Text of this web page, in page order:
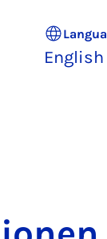
English